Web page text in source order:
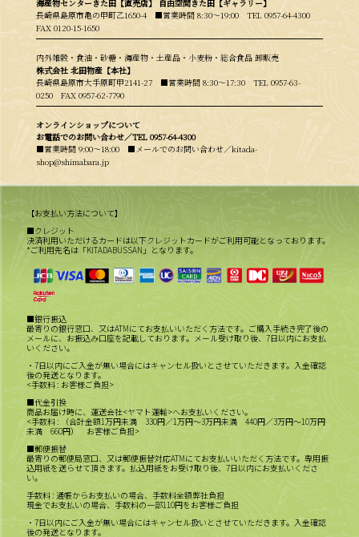
海産物センターきた田【直売店】 自由空間きた田【ギャラリー】
長崎県島原市亀の甲町乙1650-4 ■営業時間 8:30〜19:00 TEL 0957-64-4300
FAX 0120-15-1650
内外雑穀・食油・砂糖・海産物・土産品・小麦粉・総合食品 卸販売
株式会社 北田物産【本社】
長崎県島原市大手原町甲2141-27 ■営業時間 8:30〜17:30 TEL 0957-63-
0250FAX 0957-62-7790
オンラインショップについて
お電話でのお問い合わせ／TEL 0957-64-4300
■営業時間 9:00〜18:00 ■メールでのお問い合わせ／kitada-
shop@shimabara.jp
【お支払い方法について】
■クレジット
決済利用いただけるカードは以下クレジットカードがご利用可能となっております。
*ご利用先名は「KITADABUSSAN」となります。
■銀行振込
最寄りの銀行窓口、又はATMにてお支払いいただく方法です。ご購入手続き完了後の
メールに、お振込み口座を記載しております。メール受け取り後、7日以内にお支払
いください。
・7日以内にご入金が無い場合にはキャンセル扱いとさせていただきます。入金確認
後の発送となります。
<手数料 : お客様ご負担>
■代金引換
商品お届け時に、運送会社<ヤマト運輸>へお支払いください。
<手数料 : （合計金額1万円未満 330円／1万円～3万円未満 440円／3万円～10万円
未満 660円） お客様ご負担>
■郵便振替
最寄りの郵便局窓口、又は郵便振替対応ATMにてお支払いいただく方法です。専用振
込用紙を送らせて頂きます。払込用紙をお受け取り後、7日以内にお支払いくださ
い。
手数料 : 通帳からお支払いの場合、手数料全額弊社負担
現金でお支払いの場合、手数料の一部110円をお客様ご負担
・7日以内にご入金が無い場合にはキャンセル扱いとさせていただきます。入金確認
後の発送となります。